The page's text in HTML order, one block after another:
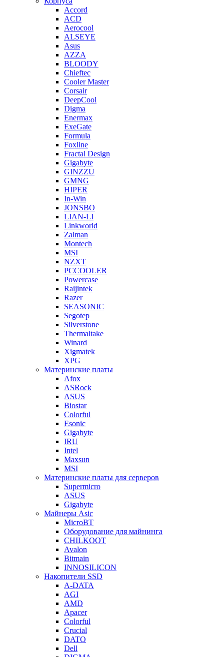
Accord
ACD
Aerocool
ALSEYE
Asus
AZZA
BLOODY
Chieftec
Cooler Master
Corsair
DeepCool
Digma
Enermax
ExeGate
Formula
Foxline
Fractal Design
Gigabyte
GINZZU
GMNG
HIPER
In-Win
JONSBO
LIAN-LI
Linkworld
Zalman
Montech
MSI
NZXT
PCCOOLER
Powercase
Raijintek
Razer
SEASONIC
Segotep
Silverstone
Thermaltake
Winard
Xigmatek
XPG
Материнские платы
Afox
ASRock
ASUS
Biostar
Colorful
Esonic
Gigabyte
IRU
Intel
Maxsun
MSI
Материнские платы для серверов
Supermicro
ASUS
Gigabyte
Майнеры Asic
MicroBT
Оборудование для майнинга
CHILKOOT
Avalon
Bitmain
INNOSILICON
Накопители SSD
A-DATA
AGI
AMD
Apacer
Colorful
Crucial
DATO
Dell